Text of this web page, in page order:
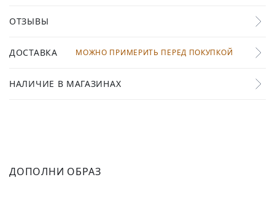
ОТЗЫВЫ
ДОСТАВКА МОЖНО ПРИМЕРИТЬ ПЕРЕД ПОКУПКОЙ
НАЛИЧИЕ В МАГАЗИНАХ
ДОПОЛНИ ОБРАЗ